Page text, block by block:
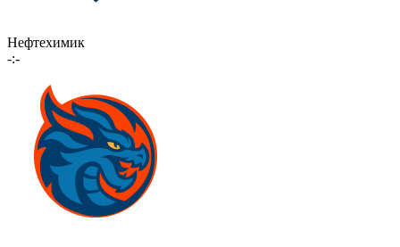
Нефтехимик
-:-